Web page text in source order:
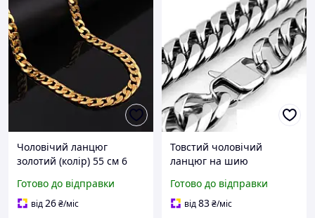
Чоловічий ланцюг
золотий (колір) 55 см 6
шию золотого кольору
drop
Готово до відправки
від26₴/міс
Товстий чоловічий
ланцюг на шию
14мм, Ланцюг широкий
чоловічий, товстий
Готово до відправки
від83₴/міс